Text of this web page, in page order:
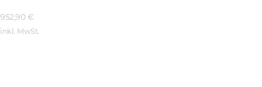
952,90 €
inkl. MwSt.